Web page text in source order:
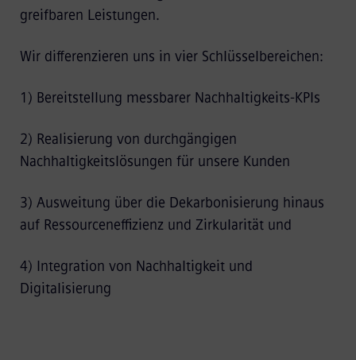
greifbaren Leistungen.
Wir differenzieren uns in vier Schlüsselbereichen:
1) Bereitstellung messbarer Nachhaltigkeits-KPIs
2) Realisierung von durchgängigen
Nachhaltigkeitslösungen für unsere Kunden
3) Ausweitung über die Dekarbonisierung hinaus
auf Ressourceneffizienz und Zirkularität und
4) Integration von Nachhaltigkeit und
Digitalisierung